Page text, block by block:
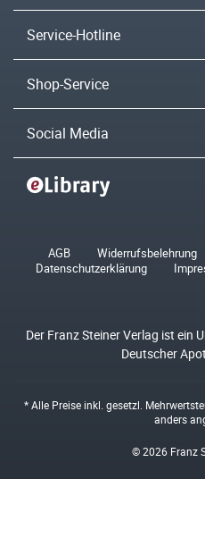
Service-Hotline
Shop-Service
Social Media
AGB Widerrufsbelehrung
Datenschutzerklärung
Der Franz Steiner Verlag ist ein
Deutscher
* Alle Preise inkl. gesetzl.
anders
© 2026 Franz